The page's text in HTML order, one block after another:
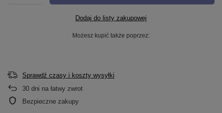
Dodaj do listy zakupowej
Możesz kupić także poprzez:
Sprawdź czasy i koszty wysyłki
30 dni na łatwy zwrot
Bezpieczne zakupy